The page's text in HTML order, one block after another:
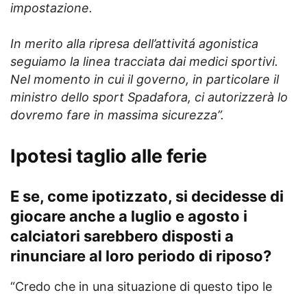
impostazione.
In merito alla ripresa dell’attivitá agonistica
seguiamo la linea tracciata dai medici sportivi.
Nel momento in cui il governo, in particolare il
ministro dello sport Spadafora, ci autorizzerà lo
dovremo fare in massima sicurezza”.
Ipotesi taglio alle ferie
E se, come ipotizzato, si decidesse di
giocare anche a luglio e agosto i
calciatori sarebbero disposti a
rinunciare al loro periodo di riposo?
“Credo che in una situazione di questo tipo le